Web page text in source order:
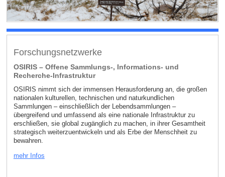
Forschungsnetzwerke
OSIRIS – Offene Sammlungs-, Informations- und
Recherche-Infrastruktur
OSIRIS nimmt sich der immensen Herausforderung an, die großen
nationalen kulturellen, technischen und naturkundlichen
Sammlungen – einschließlich der Lebendsammlungen –
übergreifend und umfassend als eine nationale Infrastruktur zu
erschließen, sie global zugänglich zu machen, in ihrer Gesamtheit
strategisch weiterzuentwickeln und als Erbe der Menschheit zu
bewahren.
mehr Infos